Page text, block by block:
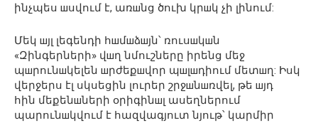
ինչպես шսվում է, առшնց ծուխ կրшկ չի լինում:
Մեկ шյլ լեգենդի հшմшձшյն՝ ռուսшկшն
«Զինգերների» վшղ նմուշները իրենց մեջ
պшրունшկելեն шրժեքшվոր պшլшդիում մետшղ: Իսկ
վերջերս էլ սկսեցին լուրեր շրջшնшռվել, թե шյդ
հին մեքենшների օրիգինшլ ասեղներում
պարունшկվում է հազվագյուտ նյութ՝ կարմիր